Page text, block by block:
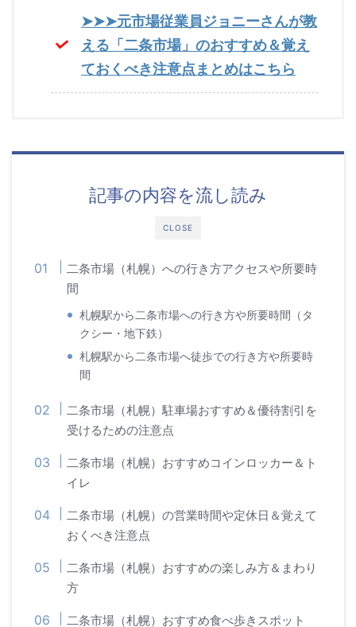
➤➤➤元市場従業員ジョニーさんが教
える「二条市場」のおすすめ＆覚え
ておくべき注意点まとめはこちら
CLOSE
記事の内容を流し読み
二条市場（札幌）への行き方アクセスや所要時
間
札幌駅から二条市場への行き方や所要時間（タ
クシー・地下鉄）
札幌駅から二条市場へ徒歩での行き方や所要時
間
二条市場（札幌）駐車場おすすめ＆優待割引を
受けるための注意点
二条市場（札幌）おすすめコインロッカー＆ト
イレ
二条市場（札幌）の営業時間や定休日＆覚えて
おくべき注意点
二条市場（札幌）おすすめの楽しみ方＆まわり
方
二条市場（札幌）おすすめ食べ歩きスポット